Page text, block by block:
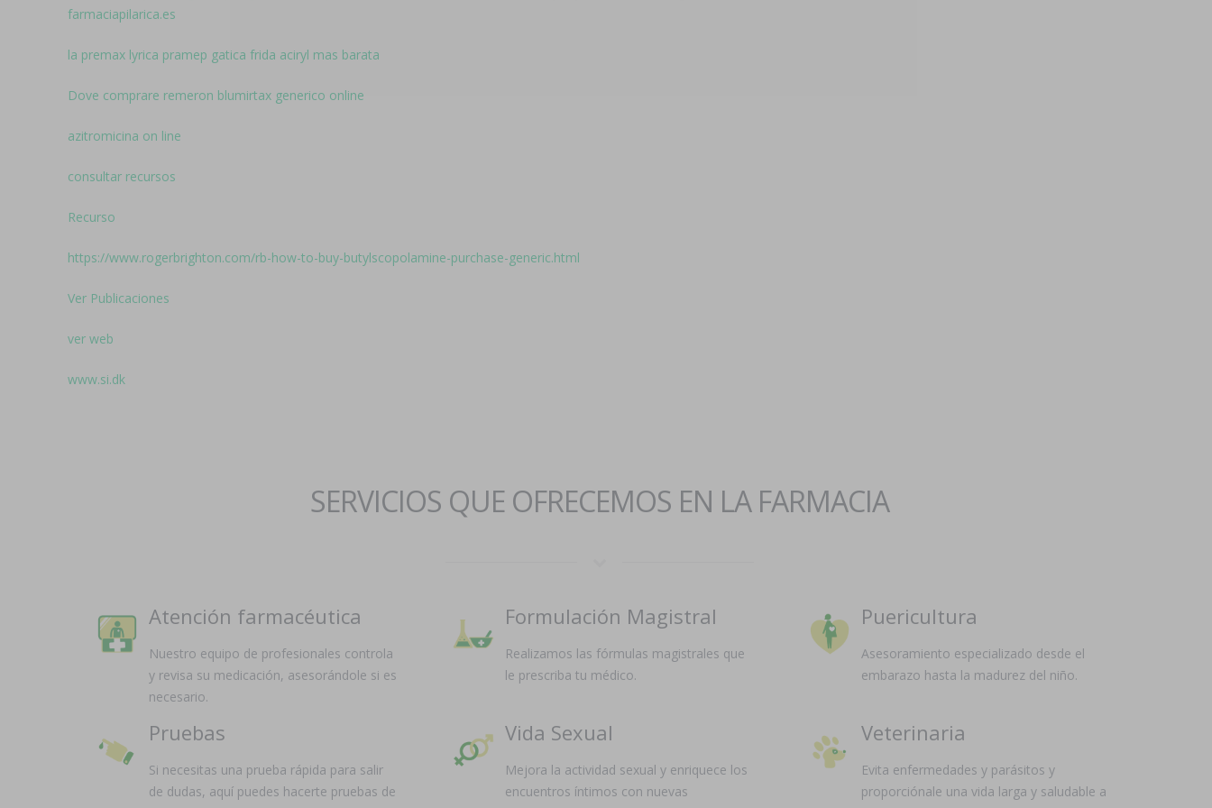
farmaciapilarica.es
la premax lyrica pramep gatica frida aciryl mas barata
Dove comprare remeron blumirtax generico online
azitromicina on line
consultar recursos
Recurso
https://www.rogerbrighton.com/rb-how-to-buy-butylscopolamine-purchase-generic.html
Ver Publicaciones
ver web
www.si.dk
SERVICIOS QUE OFRECEMOS EN LA FARMACIA
Atención farmacéutica
Nuestro equipo de profesionales controla
y revisa su medicación, asesorándole si es
necesario.
Formulación Magistral
Realizamos las fórmulas magistrales que
le prescriba tu médico.
Puericultura
Asesoramiento especializado desde el
embarazo hasta la madurez del niño.
Pruebas
Si necesitas una prueba rápida para salir
de dudas, aquí puedes hacerte pruebas de
Vida Sexual
Mejora la actividad sexual y enriquece los
encuentros íntimos con nuevas
Veterinaria
Evita enfermedades y parásitos y
proporciónale una vida larga y saludable a